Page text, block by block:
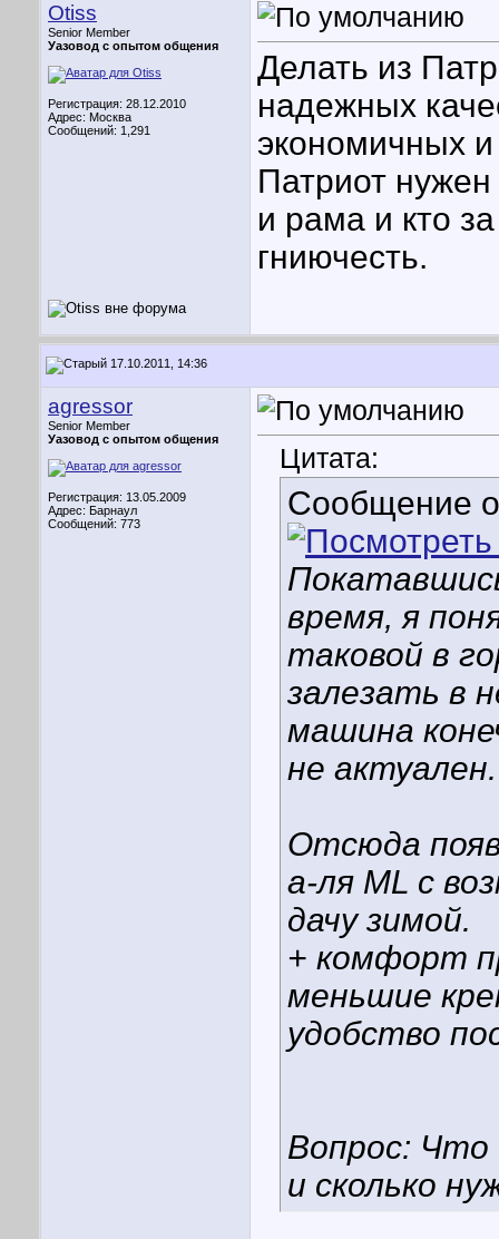
Otiss
Senior Member
Уазовод с опытом общения
Регистрация: 28.12.2010
Адрес: Москва
Сообщений: 1,291
Делать из
надежных
экономичных
Патриот
и рама и кто
гниючесть.
17.10.2011, 14:36
agressor
Senior Member
Уазовод с опытом общения
Регистрация: 13.05.2009
Адрес: Барнаул
Сообщений: 773
Цитата:
Сообщение
время, я
таковой в
залезать в
машина
не актуален.
Отсюда
а-ля ML с
дачу зимой.
+ комфорт
меньшие
удобство
Вопрос: Что
и сколько